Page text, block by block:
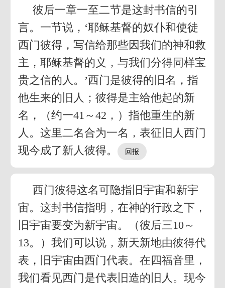
彼后一章一至二节是这封书信的引
言。一节说，‘耶稣基督的奴仆和使徒
西门彼得，写信给那些因我们的神和救
主，耶稣基督的义，与我们分得同样宝
贵之信的人。’西门是彼得的旧名，指
他生来的旧人；彼得是主给他起的新
名，（约一41～42，）指他重生的新
人。这里二名合为一名，表征旧人西门
现今成了新人彼得。
西门彼得这名可隐指旧宇宙和新宇
宙。这封书信指明，在神的行政之下，
旧宇宙要变为新宇宙。（彼后三10～
13。）我们可以说，新天新地由彼得代
表，旧宇宙由西门代表。在四福音里，
我们看见西门是代表旧造的旧人。现今